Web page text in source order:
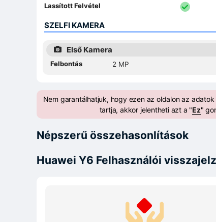
Lassított Felvétel
SZELFI KAMERA
Első Kamera
Felbontás 2 MP
Nem garantálhatjuk, hogy ezen az oldalon az
tartja, akkor jelentheti azt a "Ez"
Népszerű összehasonlítások
Huawei Y6 Felhasználói